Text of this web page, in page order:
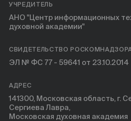
УЧРЕДИТЕЛЬ
АНО "Центр информационных
духовной академии"
СВИДЕТЕЛЬСТВО
ЭЛ № ФС 77 - 59641 от 23.10.2014
АДРЕС
141300, Московская область, г.
Сергиева Лавра,
Московская духовная академия